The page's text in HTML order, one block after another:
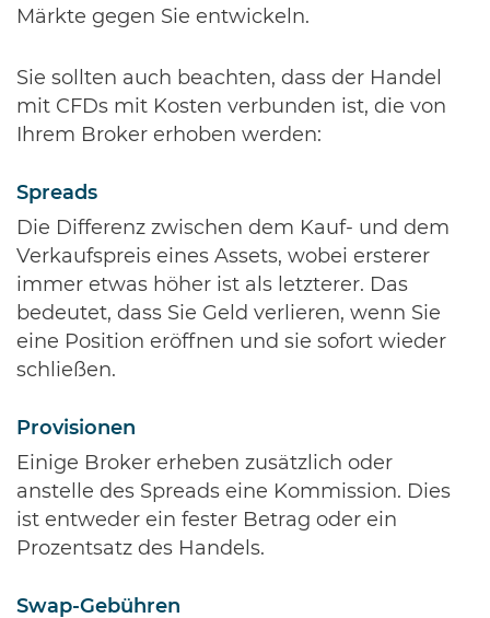
Märkte gegen Sie entwickeln.
Sie sollten auch beachten, dass der Handel
mit CFDs mit Kosten verbunden ist, die von
Ihrem Broker erhoben werden:
Spreads
Die Differenz zwischen dem Kauf- und dem
Verkaufspreis eines Assets, wobei ersterer
immer etwas höher ist als letzterer. Das
bedeutet, dass Sie Geld verlieren, wenn Sie
eine Position eröffnen und sie sofort wieder
schließen.
Provisionen
Einige Broker erheben zusätzlich oder
anstelle des Spreads eine Kommission. Dies
ist entweder ein fester Betrag oder ein
Prozentsatz des Handels.
Swap-Gebühren